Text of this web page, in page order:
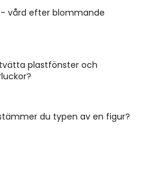
- vård efter blommande
plastfönster och
du typen av en figur?